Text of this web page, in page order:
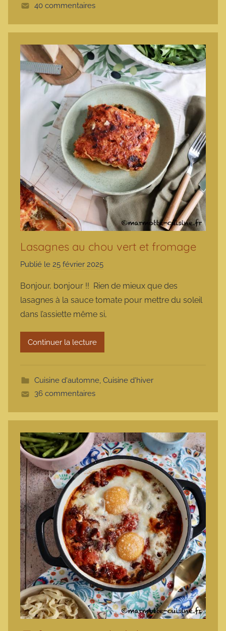
40 commentaires
Lasagnes au chou vert et fromage
Publié le 25 février 2025
r
m
a
r
t
Bonjour, bonjour !! Rien de mieux que des
lasagnes à la sauce tomate pour mettre du soleil
dans l’assiette même si,
Continuer la lecture
Cuisine d'automne, Cuisine d'hiver
36 commentaires